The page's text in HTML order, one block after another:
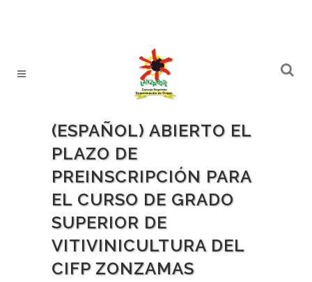
(ESPAÑOL) ABIERTO EL
PLAZO DE
PREINSCRIPCIÓN PARA
EL CURSO DE GRADO
SUPERIOR DE
VITIVINICULTURA DEL
CIFP ZONZAMAS